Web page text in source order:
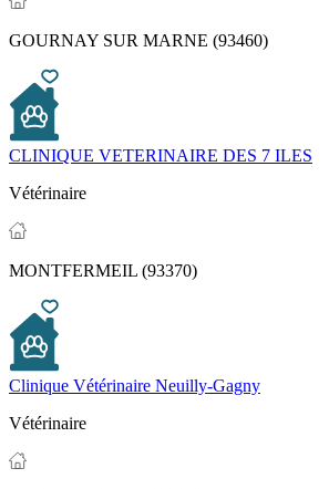
GOURNAY SUR MARNE (93460)
CLINIQUE VETERINAIRE DES 7 ILES
Vétérinaire
MONTFERMEIL (93370)
Clinique Vétérinaire Neuilly-Gagny
Vétérinaire